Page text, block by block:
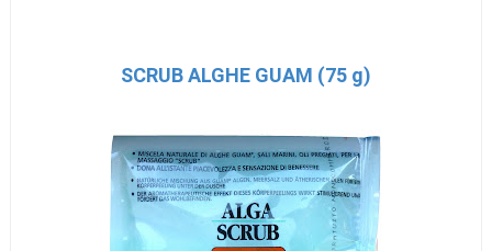
SCRUB ALGHE GUAM (75 g)